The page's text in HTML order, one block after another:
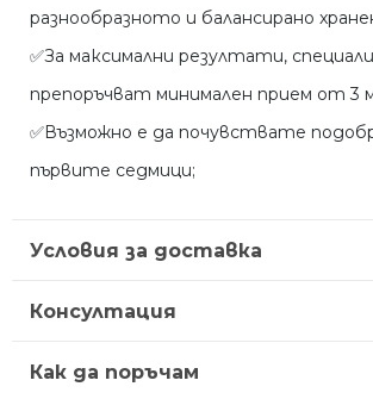
paзнooбpaзнoтo и бaлaнcиpaнo
✅За максимални резултати,
препоръчват минимален прием от 3
✅Възможно е да почувствате
първите седмици;
Условия за доставка
Консултация
Как да поръчам